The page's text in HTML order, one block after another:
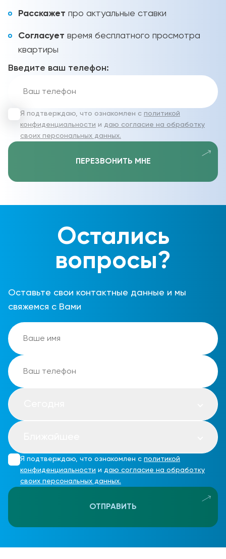
Расскажет про актуальные ставки
Согласует время бесплатного просмотра
квартиры
Введите ваш телефон:
Я подтверждаю, что ознакомлен с политикой
конфиденциальности и даю согласие на обработку
своих персональных данных.
ПЕРЕЗВОНИТЬ МНЕ
Остались
вопросы?
Оставьте свои контактные данные и мы
свяжемся с Вами
Я подтверждаю, что ознакомлен с политикой
конфиденциальности и даю согласие на обработку
своих персональных данных.
ОТПРАВИТЬ